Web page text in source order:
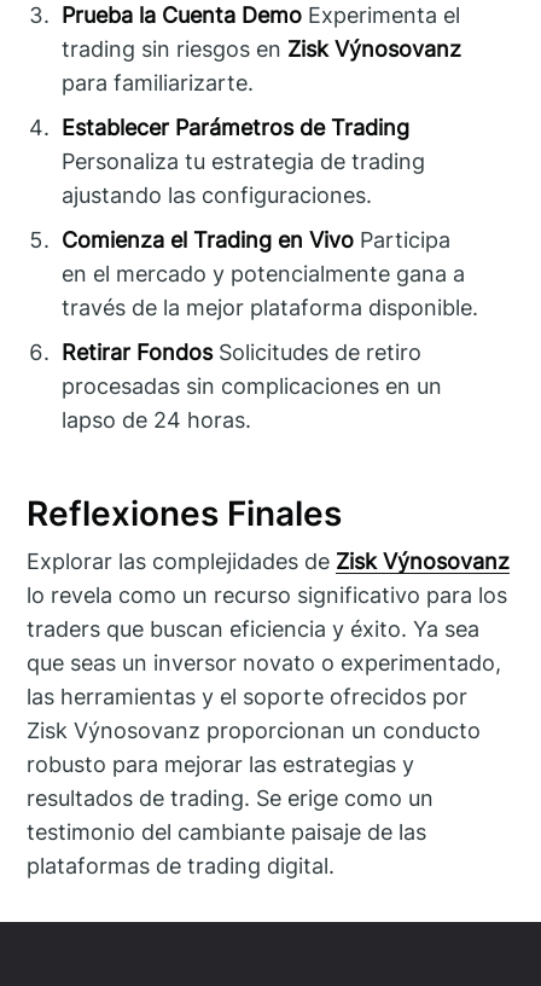
Prueba la Cuenta Demo Experimenta el
trading sin riesgos en Zisk Výnosovanz
para familiarizarte.
Establecer Parámetros de Trading
Personaliza tu estrategia de trading
ajustando las configuraciones.
Comienza el Trading en Vivo Participa
en el mercado y potencialmente gana a
través de la mejor plataforma disponible.
Retirar FondosSolicitudes de retiro
procesadas sin complicaciones en un
lapso de 24 horas.
Reflexiones Finales
Explorar las complejidades de Zisk Výnosovanz
lo revela como un recurso significativo para los
traders que buscan eficiencia y éxito. Ya sea
que seas un inversor novato o experimentado,
las herramientas y el soporte ofrecidos por
Zisk Výnosovanz proporcionan un conducto
robusto para mejorar las estrategias y
resultados de trading. Se erige como un
testimonio del cambiante paisaje de las
plataformas de trading digital.